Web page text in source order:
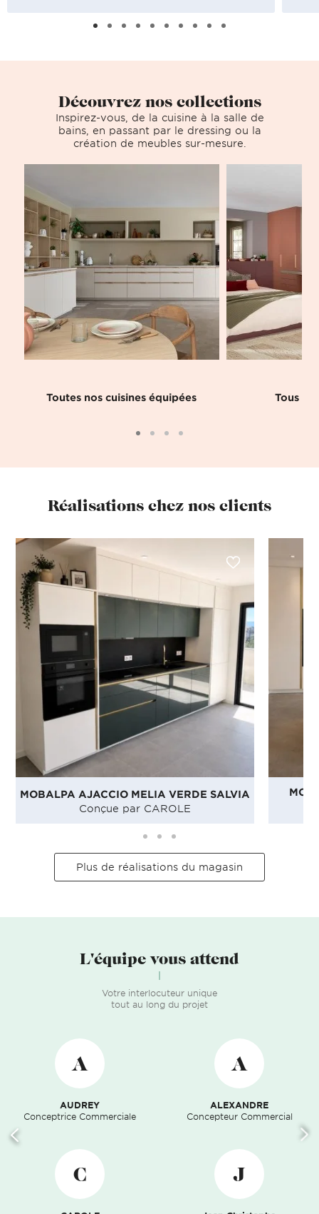
Découvrez nos collections
Inspirez-vous, de la cuisine à la salle de
bains, en passant par le dressing ou la
création de meubles sur-mesure.
Toutes nos cuisines équipées Tous
Réalisations chez nos clients
MOBALPA AJACCIO MELIA VERDE SALVIA
Conçue par CAROLE
Plus de réalisations du magasin
L'équipe vous attend
Votre interlocuteur unique
tout au long du projet
A
AUDREY
Conceptrice Commerciale
C
A
ALEXANDRE
Concepteur Commercial
J